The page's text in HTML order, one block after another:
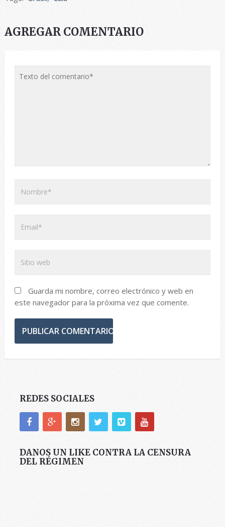
AGREGAR COMENTARIO
Guarda mi nombre, correo electrónico y web en
este navegador para la próxima vez que comente.
REDES SOCIALES
DANOS UN LIKE CONTRA LA CENSURA
DEL RÉGIMEN